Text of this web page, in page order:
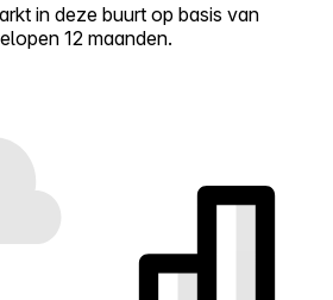
in deze buurt op basis van
12 maanden.